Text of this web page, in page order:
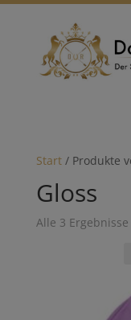
Start/ Produkte
Gloss
Alle 3